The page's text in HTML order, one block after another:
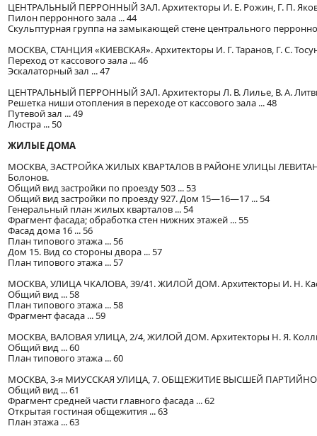
ЦЕНТРАЛЬНЫЙ ПЕРРОННЫЙ ЗАЛ. Архитекторы И. Е. Рожин, Г. П.
Пилон перронного зала ... 44
Скульптурная группа на замыкающей стене центрального
МОСКВА, СТАНЦИЯ «КИЕВСКАЯ». Архитекторы И. Г. Таранов, Г. С.
Переход от кассового зала ... 46
Эскалаторный зал ... 47
ЦЕНТРАЛЬНЫЙ ПЕРРОННЫЙ ЗАЛ. Архитекторы Л. В. Лилье, В. А.
Решетка ниши отопления в переходе от кассового зала ... 48
Путевой зал ... 49
Люстра ... 50
ЖИЛЫЕ ДОМА
МОСКВА, ЗАСТРОЙКА ЖИЛЫХ КВАРТАЛОВ В РАЙОНЕ УЛИЦЫ
Болонов.
Общий вид застройки по проезду 503 ... 53
Общий вид застройки по проезду 927. Дом 15—16—17 ... 54
Генеральный план жилых кварталов ... 54
Фрагмент фасада; обработка стен нижних этажей ... 55
Фасад дома 16 ... 56
План типового этажа ... 56
Дом 15. Вид со стороны двора ... 57
План типового этажа ... 57
МОСКВА, УЛИЦА ЧКАЛОВА, 39/41. ЖИЛОЙ ДОМ. Архитекторы И. Н.
Общий вид ... 58
План типового этажа ... 58
Фрагмент фасада ... 59
МОСКВА, ВАЛОВАЯ УЛИЦА, 2/4, ЖИЛОЙ ДОМ. Архитекторы Н. Я.
Общий вид ... 60
План типового этажа ... 60
МОСКВА, 3-я МИУССКАЯ УЛИЦА, 7. ОБЩЕЖИТИЕ ВЫСШЕЙ
Общий вид ... 61
Фрагмент средней части главного фасада ... 62
Открытая гостиная общежития ... 63
План этажа ... 63